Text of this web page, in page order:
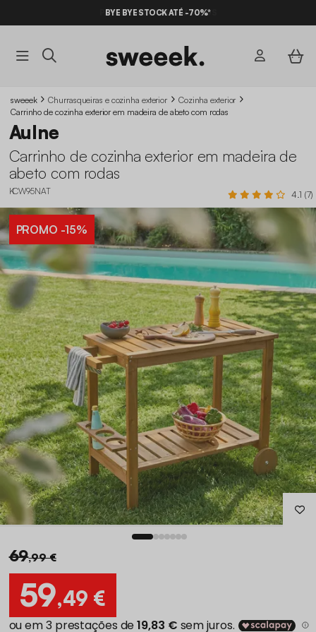
BYE BYE STOCK ATÉ -70%*
sweeek Churrasqueiras e cozinha exterior
Cozinha exterior
Carrinho de cozinha exterior em madeira de abeto com rodas
Aulne
Carrinho de cozinha exterior em madeira de
abeto com rodas
KCW95NAT 4.1 (7)
PROMO -15%
69,99 €
59,49 €